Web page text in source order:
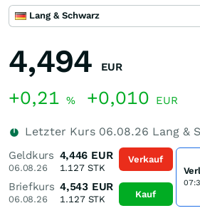
Lang & Schwarz
4,494 EUR
+0,21 % +0,010 EUR
Letzter Kurs 06.08.26 Lang &
Geldkurs
06.08.26
4,446 EUR
1.127STK
Briefkurs
06.08.26
4,543 EUR
1.127STK
Verkauf
Kauf